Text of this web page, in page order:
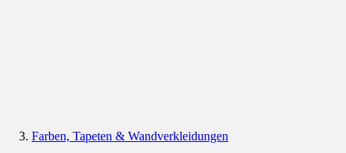
Farben, Tapeten & Wandverkleidungen